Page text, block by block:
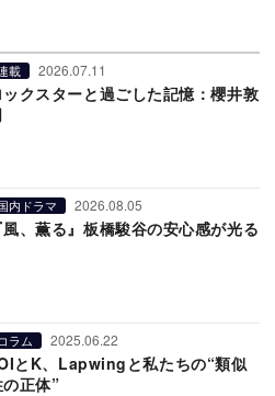
載 2026.07.11
ックスターと過ごした記憶：櫻井敦
内ドラマ 2026.08.05
風、薫る』板橋駿谷の安心感が光る
コラム 2025.06.22
とK、Lapwingと私たちの“類似
正体”